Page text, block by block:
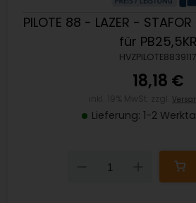
PILOTE 88 - LAZER -
für PB25,5KR
HVZPILOTE8839117
18,18 €
Lieferung: 1-2
Down